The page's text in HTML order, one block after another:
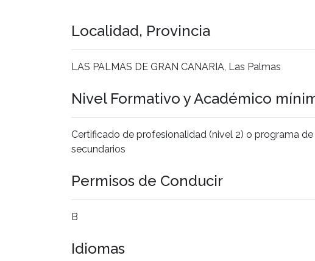
Localidad, Provincia
LAS PALMAS DE GRAN CANARIA, Las Palmas
Nivel Formativo y Académico
Certificado de profesionalidad (nivel 2) o programa
secundarios
Permisos de Conducir
B
Idiomas